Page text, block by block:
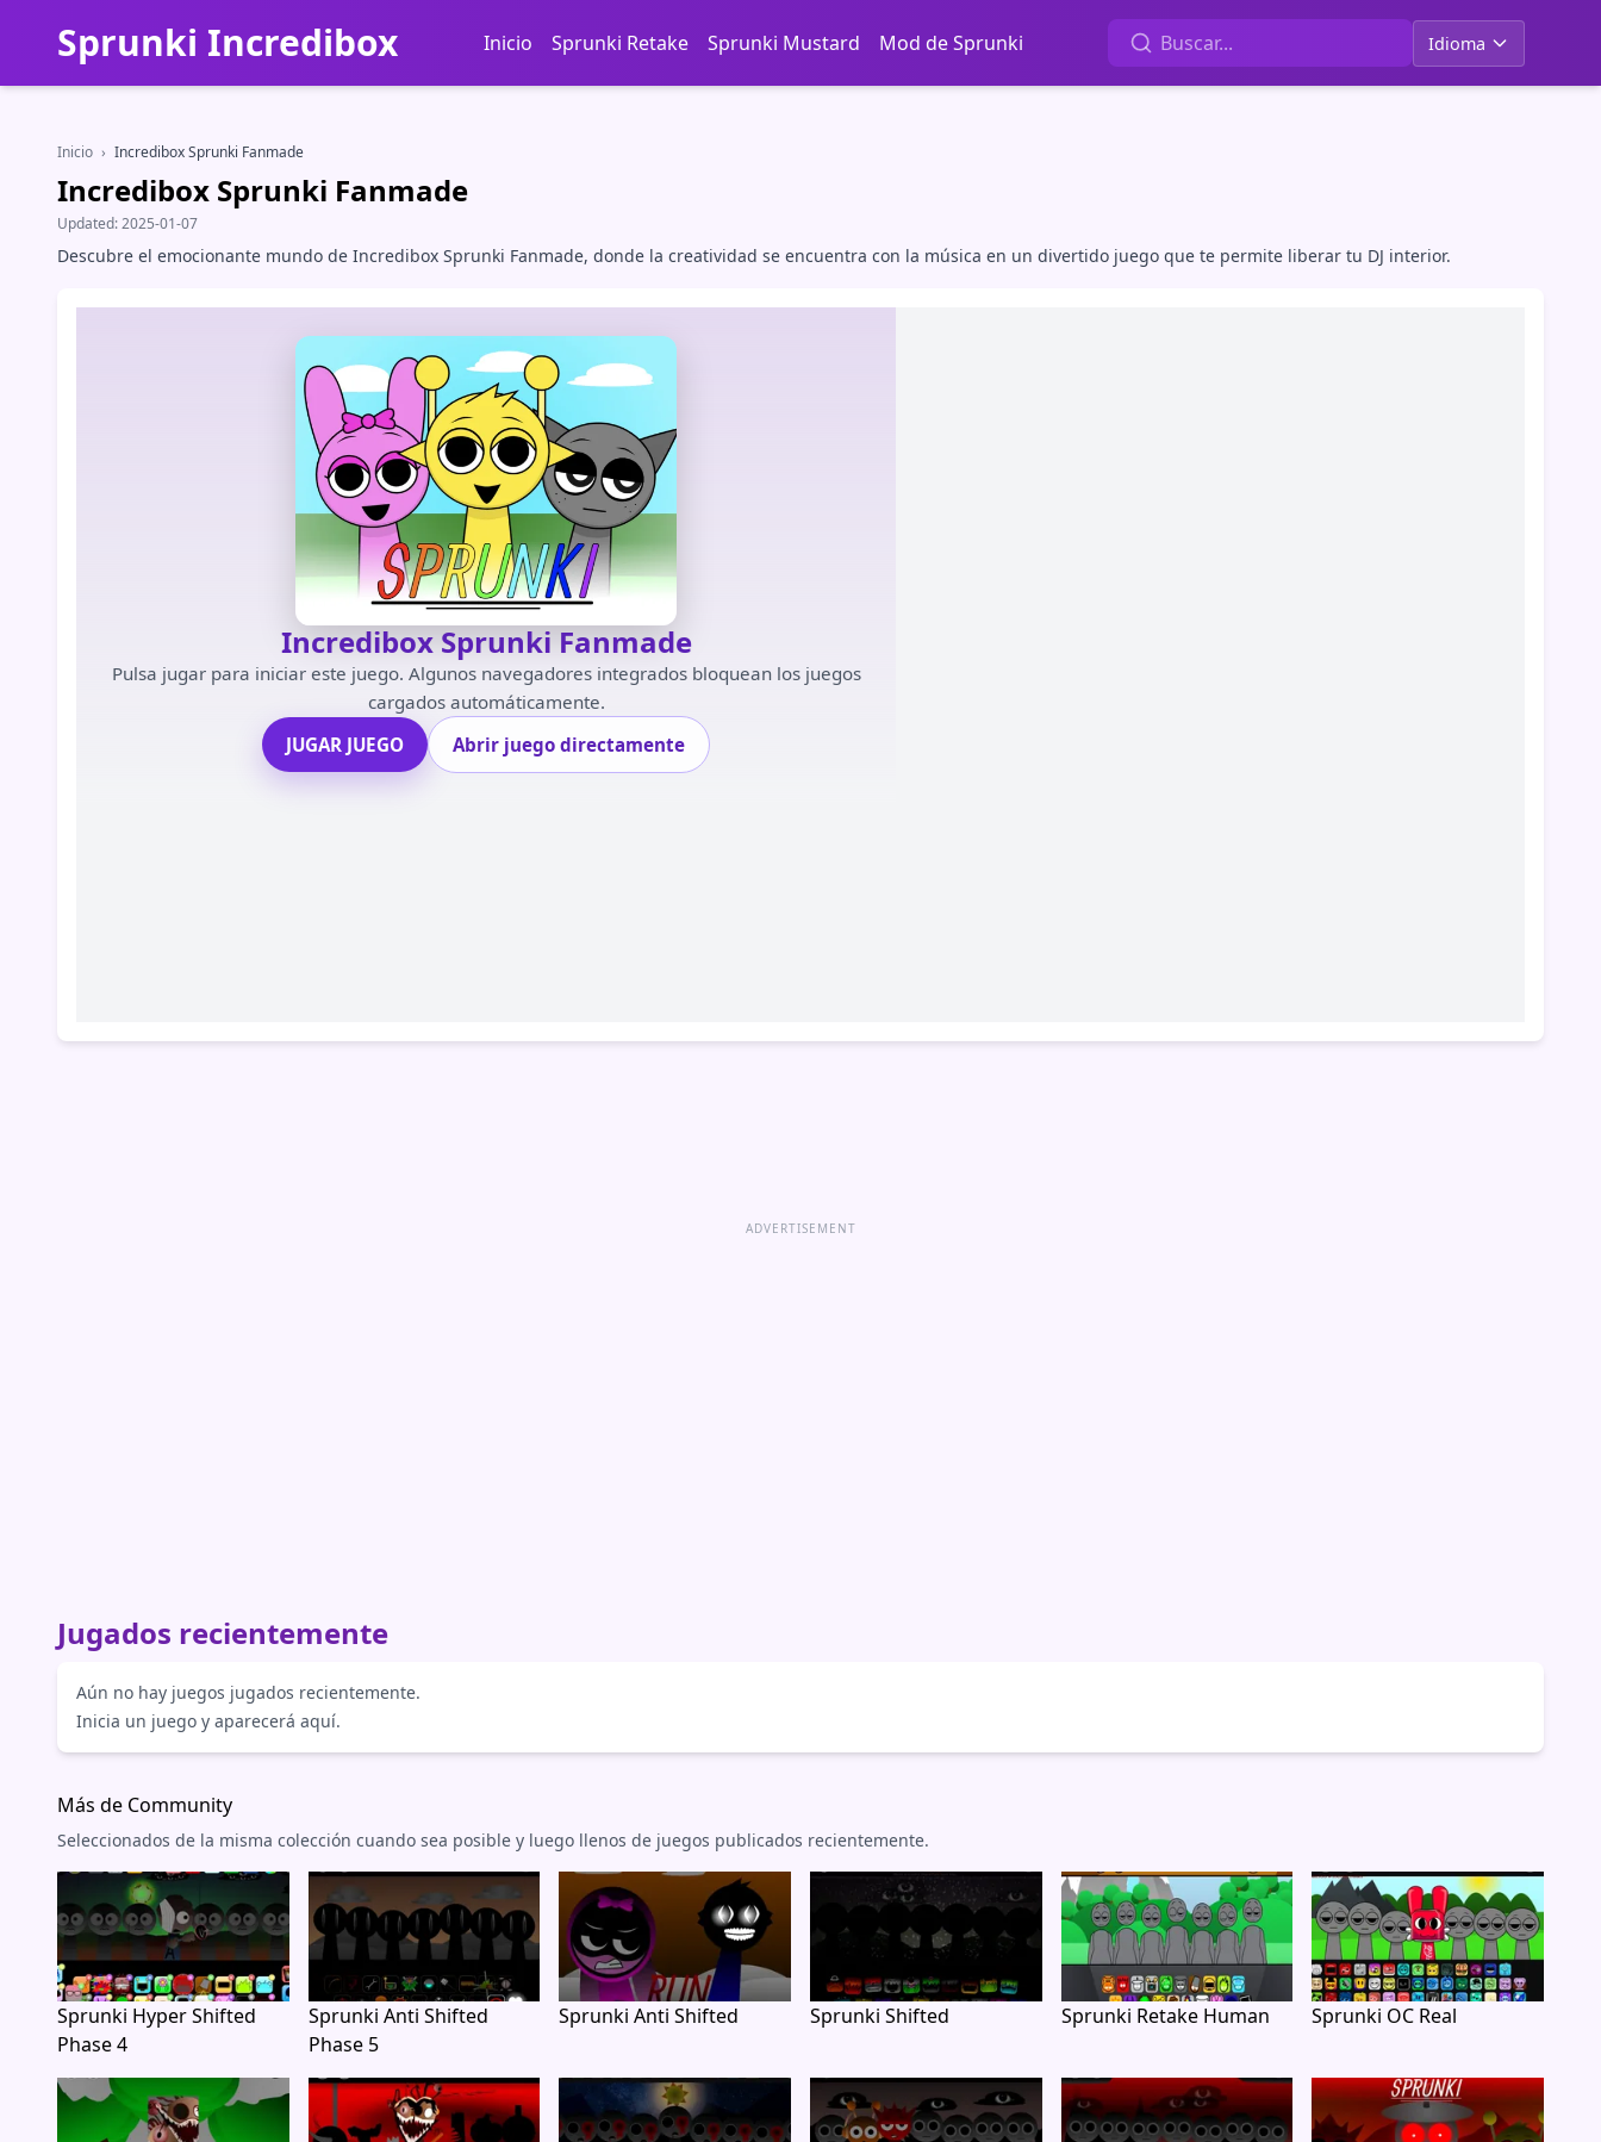
Sprunki Incredibox Inicio Sprunki Retake Sprunki Mustard Mod de Sprunki Idioma
Inicio › Incredibox Sprunki Fanmade
Incredibox Sprunki Fanmade
Updated:2025-01-07
Descubre el emocionante mundo de Incredibox Sprunki Fanmade, donde la creatividad se encuentra con la música en un divertido juego que te permite liberar tu DJ interior.
Incredibox Sprunki Fanmade
Pulsa jugar para iniciar este juego. Algunos navegadores integrados bloquean los juegos
cargados automáticamente.
JUGAR JUEGO
Abrir juego directamente
ADVERTISEMENT
Jugados recientemente
Aún no hay juegos jugados recientemente.
Inicia un juego y aparecerá aquí.
Más de Community
Seleccionados de la misma colección cuando sea posible y luego llenos de juegos publicados recientemente.
Sprunki Hyper Shifted
Phase 4
Sprunki Anti Shifted
Phase 5
Sprunki Anti Shifted Sprunki Shifted Sprunki Retake Human Sprunki OC Real